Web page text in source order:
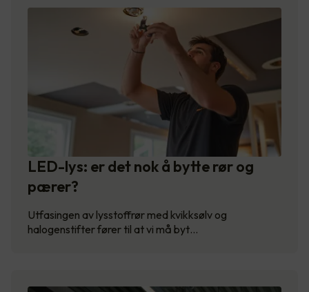
LED-lys: er det nok å bytte rør og
pærer?
Utfasingen av lysstoffrør med kvikksølv og
halogenstifter fører til at vi må byt…